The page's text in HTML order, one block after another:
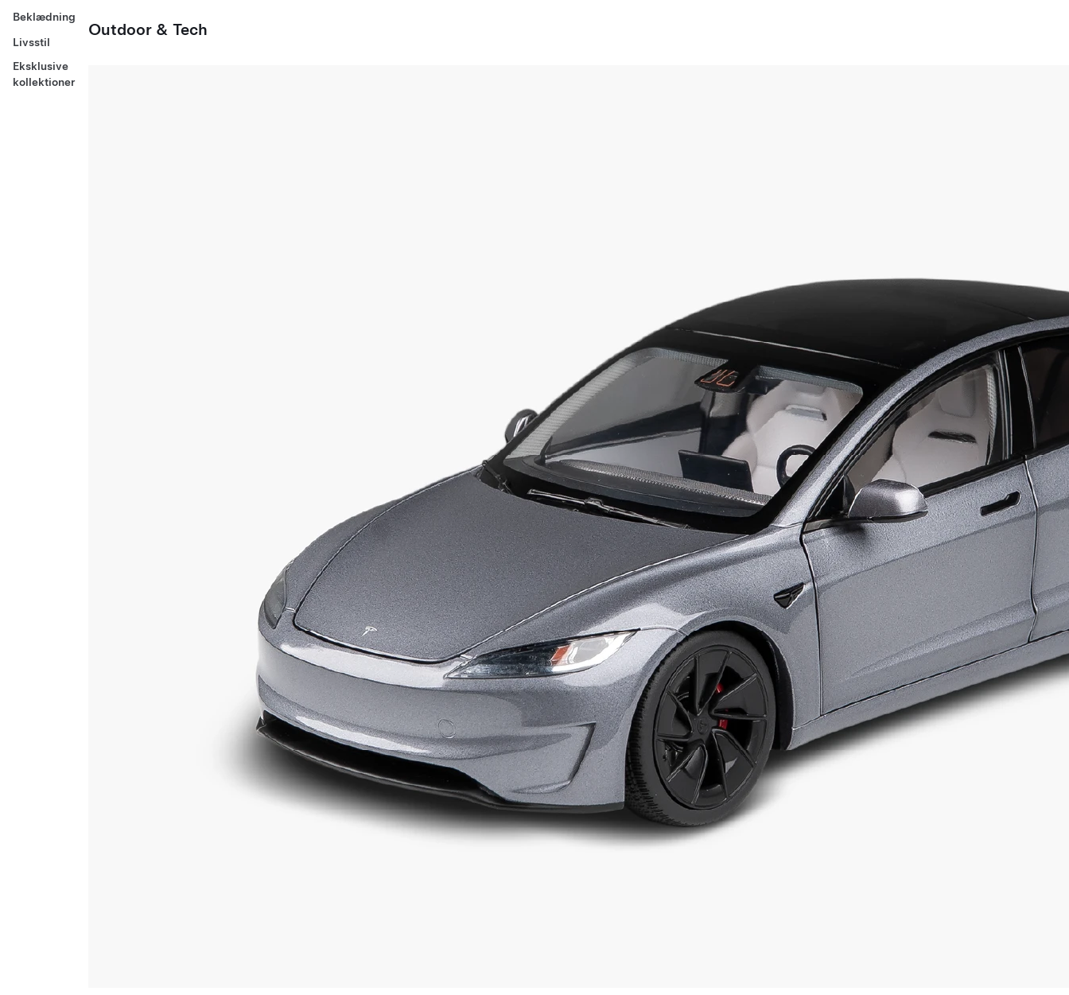
Beklædning
Livsstil
Eksklusive
kollektioner
Outdoor & Tech